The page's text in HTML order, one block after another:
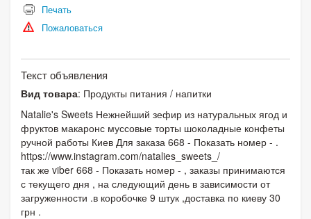
Печать
Пожаловаться
Текст объявления
Вид товара: Продукты питания / напитки
Natalie's Sweets Нежнейший зефир из натуральных ягод и
фруктов макаронс муссовые торты шоколадные конфеты
ручной работы Киев Для заказа 668 - Показать номер - .
https://www.instagram.com/natalies_sweets_/
так же viber 668 - Показать номер - , заказы принимаются
с текущего дня , на следующий день в зависимости от
загруженности .в коробочке 9 штук ,доставка по киеву 30
грн .